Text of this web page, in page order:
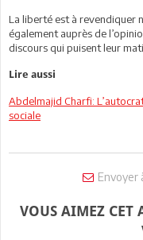
La liberté est à revendiquer
également auprès de
discours qui puisent leur
Lire aussi
Abdelmajid Charfi:
sociale
Envoyer
VOUS AIMEZ CET